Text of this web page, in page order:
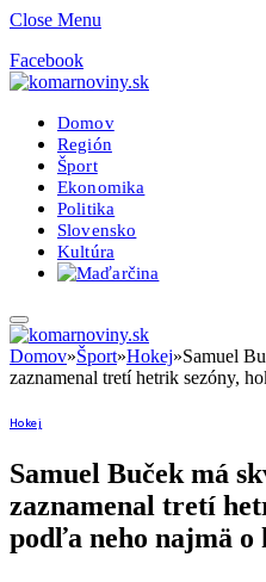
Close Menu
Facebook
Domov
Región
Šport
Ekonomika
Politika
Slovensko
Kultúra
Domov»Šport»Hokej»Samuel
zaznamenal tretí hetrik sezóny,
Hokej
Samuel Buček má
zaznamenal tretí
podľa neho najmä o